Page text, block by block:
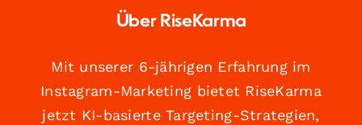
Über RiseKarma
Mit unserer 6-jährigen Erfahrung im
Instagram-Marketing bietet RiseKarma
jetzt KI-basierte Targeting-Strategien,